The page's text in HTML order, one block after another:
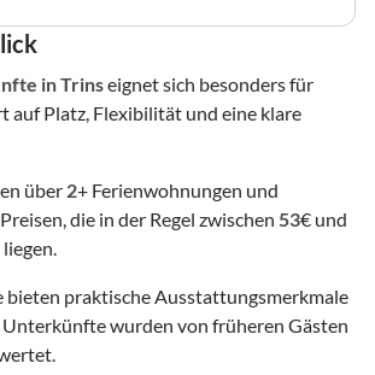
in Trinseignet sich besonders für
auf Platz, Flexibilität und eine klare
über 2+ Ferienwohnungen und
die in der Regel zwischen 53€ und
praktische Ausstattungsmerkmale
Unterkünfte wurden von früheren Gästen